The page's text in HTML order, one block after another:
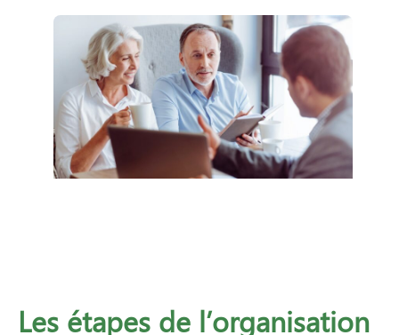
Les étapes de l’organisation